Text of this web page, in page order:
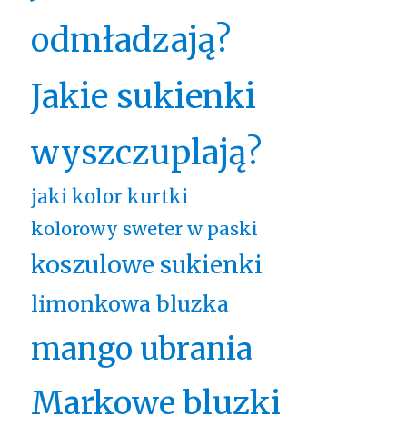
odmładzają?
Jakie sukienki
wyszczuplają?
jaki kolor kurtki
kolorowy sweter w paski
koszulowe sukienki
limonkowa bluzka
mango ubrania
Markowe bluzki